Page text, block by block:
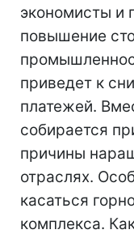
экономисты и
повышение
приведет к
платежей.
собирается
причины
отраслях.
касаться
комплекса.